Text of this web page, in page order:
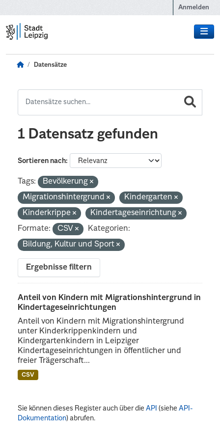
Anmelden
Datensätze
1 Datensatz gefunden
Sortieren nach
Tags:
Bevölkerung
Migrationshintergrund
Kindergarten
Kinderkrippe
Kindertageseinrichtung
Formate:
CSV
Kategorien:
Bildung, Kultur und Sport
Ergebnisse filtern
Anteil von Kindern mit Migrationshintergrund in
Kindertageseinrichtungen
Anteil von Kindern mit Migrationshintergrund
unter Kinderkrippenkindern und
Kindergartenkindern in Leipziger
Kindertageseinrichtungen in öffentlicher und
freier Trägerschaft...
CSV
Sie können dieses Register auch über dieAPI (sieheAPI-
Dokumentation) abrufen.